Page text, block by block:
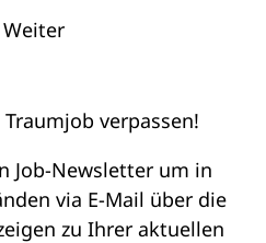
Weiter
verpassen!
Job-Newsletter um in
via E-Mail über die
zu Ihrer aktuellen